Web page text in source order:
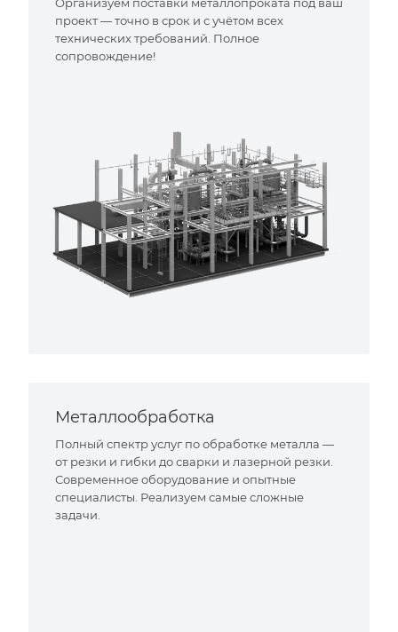
проект — точно в срок и с учётом всех
технических требований. Полное
сопровождение!
Металлообработка
Полный спектр услуг по обработке металла —
от резки и гибки до сварки и лазерной резки.
Современное оборудование и опытные
специалисты. Реализуем самые сложные
задачи.